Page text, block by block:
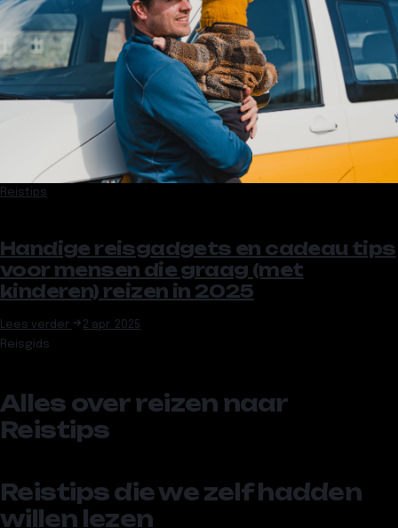
Reistips
Handige reisgadgets en cadeau tips
voor mensen die graag (met
kinderen) reizen in 2025
Lees verder
2 apr. 2025
Reisgids
Alles over reizen naar
Reistips
Reistips die we zelf hadden
willen lezen